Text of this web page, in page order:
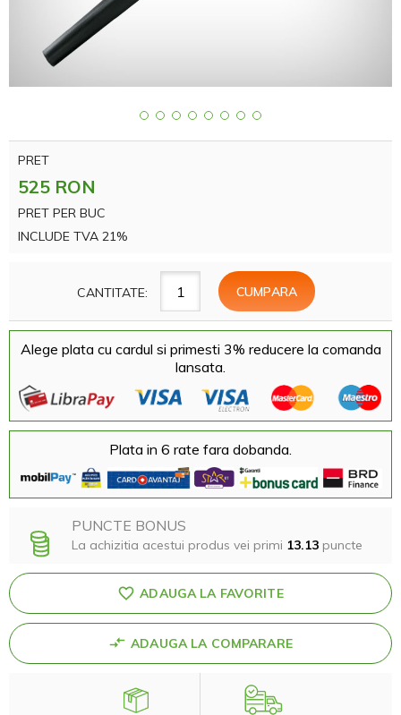
PRET
525 RON
PRET PER BUC
INCLUDE TVA 21%
CANTITATE:
Alege plata cu cardul si primesti 3% reducere la comanda
lansata.
Plata in 6 rate fara dobanda.
PUNCTE BONUS
La achizitia acestui produs vei primi 13.13 puncte
ADAUGA LA FAVORITE
ADAUGA LA COMPARARE